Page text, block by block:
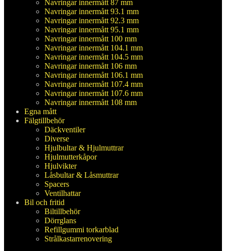
Navringar innermått 87 mm
Navringar innermått 93.1 mm
Navringar innermått 92.3 mm
Navringar innermått 95.1 mm
Navringar innermått 100 mm
Navringar innermått 104.1 mm
Navringar innermått 104.5 mm
Navringar innermått 106 mm
Navringar innermått 106.1 mm
Navringar innermått 107.4 mm
Navringar innermått 107.6 mm
Navringar innermått 108 mm
Egna mått
Fälgtillbehör
Däckventiler
Diverse
Hjulbultar & Hjulmuttrar
Hjulmutterkåpor
Hjulvikter
Låsbultar & Låsmuttrar
Spacers
Ventilhattar
Bil och fritid
Biltillbehör
Dörrglans
Refillgummi torkarblad
Strålkastarrenovering